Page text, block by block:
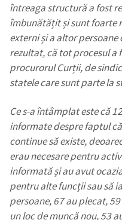
întreaga structură a fost
îmbunătățit și sunt foarte
externi și a altor
rezultat, că tot procesul a
procurorul Curții, de
statele care sunt parte la
Ce s-a întâmplat este că
informate despre faptul
continue să existe,
erau necesare pentru
informată și au avut
pentru alte funcții sau să
persoane, 67 au plecat,
un loc de muncă nou, 53